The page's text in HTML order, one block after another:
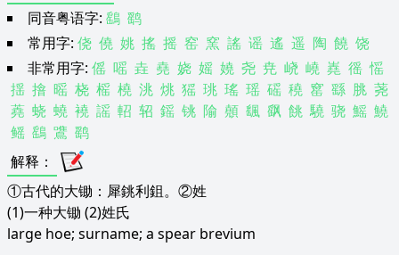
同音粤语字: 鷂 鹞
常用字: 侥 僥 姚 搖 摇 窑 窯 謠 谣 遙 遥 陶 饒 饶
非常用字: 傜 嗂 垚 堯 娆 媱 嬈 尧 尭 峣 嶢 嶤 徭 愮
揺 摿 暚 桡 榣 橈 洮 烑 猺 珧 瑤 瑶 磘 穘 窰 繇 脁 荛
蕘 蛲 蟯 襓 謡 軺 轺 鎐 铫 隃 顤 颻 飖 餆 驍 骁 鰩 鱙
鳐 鷂 鷕 鹞
解释 ：
①古代的大锄：犀銚利鉏。②姓
(1)一种大锄 (2)姓氏
large hoe; surname; a spear brevium